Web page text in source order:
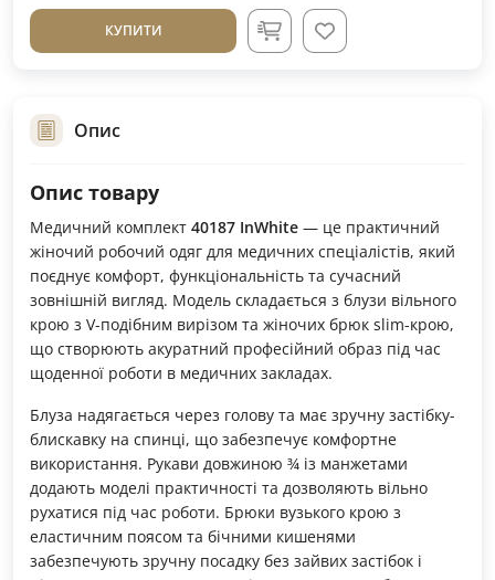
КУПИТИ
Опис
Опис товару
Медичний комплект 40187 InWhite — це практичний
жіночий робочий одяг для медичних спеціалістів, який
поєднує комфорт, функціональність та сучасний
зовнішній вигляд. Модель складається з блузи вільного
крою з V-подібним вирізом та жіночих брюк slim-крою,
що створюють акуратний професійний образ під час
щоденної роботи в медичних закладах.
Блуза надягається через голову та має зручну застібку-
блискавку на спинці, що забезпечує комфортне
використання. Рукави довжиною ¾ із манжетами
додають моделі практичності та дозволяють вільно
рухатися під час роботи. Брюки вузького крою з
еластичним поясом та бічними кишенями
забезпечують зручну посадку без зайвих застібок і